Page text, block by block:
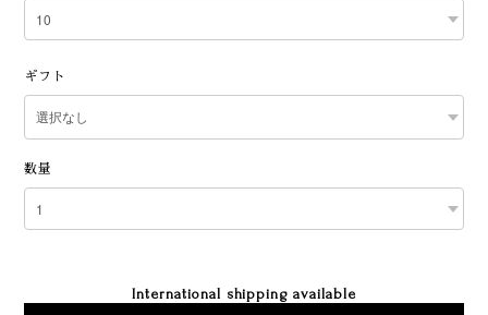
ギフト
数量
International shipping available